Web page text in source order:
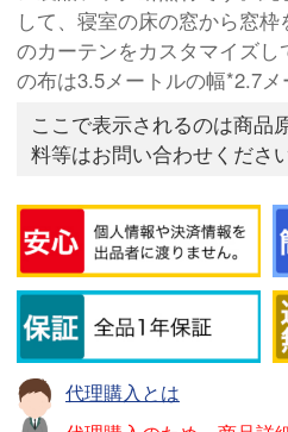
して、寝室の床の窓から窓
のカーテンをカスタマイズ
の布は3.5メートルの幅*2.7メ
ここで表示されるのは商品
料等はお問い合わせくださ
代理購入とは